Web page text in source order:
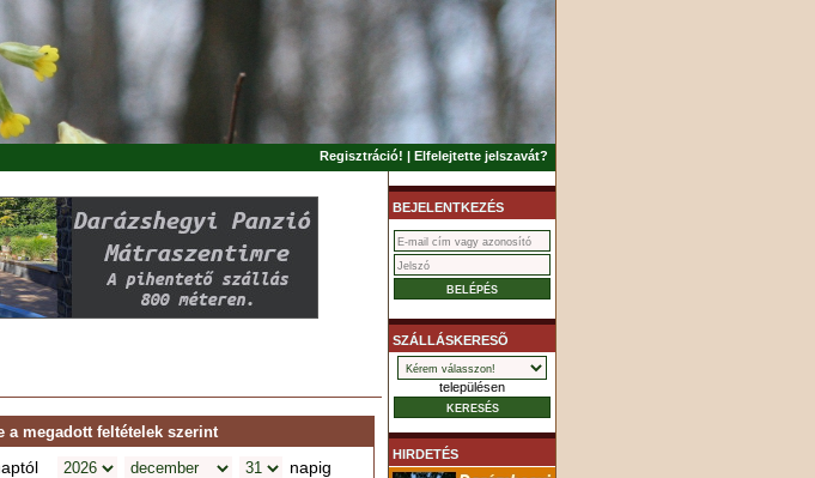
Regisztráció! | Elfelejtette jelszavát?
a megadott feltételek szerint
napig
BEJELENTKEZÉS
SZÁLLÁSKERESÕ
településen
HIRDETÉS